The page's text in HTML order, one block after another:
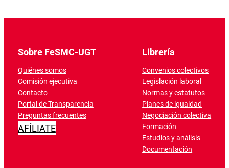
Sobre FeSMC-UGT
Quiénes somos
Comisión ejecutiva
Contacto
Portal de Transparencia
Preguntas frecuentes
AFÍLIATE
Librería
Convenios colectivos
Legislación laboral
Normas y estatutos
Planes de igualdad
Negociación colectiva
Formación
Estudios y análisis
Documentación